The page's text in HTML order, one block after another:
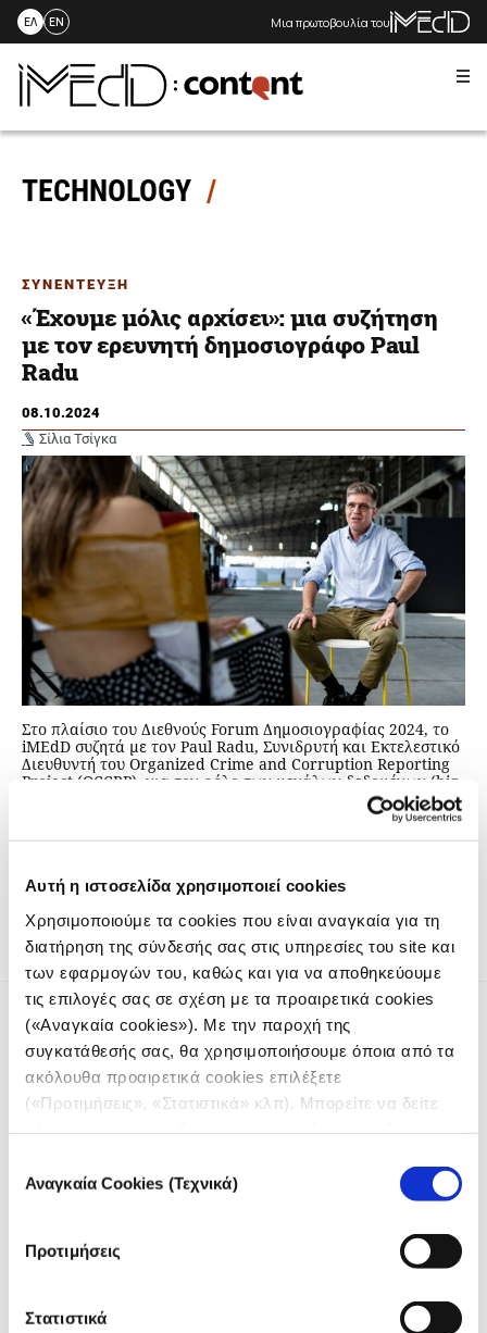
Αυτή η ιστοσελίδα χρησιμοποιεί cookies
Χρησιμοποιούμε τα cookies που είναι αναγκαία για τη
διατήρηση της σύνδεσής σας στις υπηρεσίες του site και
των εφαρμογών του, καθώς και για να αποθηκεύουμε
τις επιλογές σας σε σχέση με τα προαιρετικά cookies
(«Αναγκαία cookies»). Με την παροχή της
συγκατάθεσής σας, θα χρησιμοποιήσουμε όποια από τα
ακόλουθα προαιρετικά cookies επιλέξετε
(«Προτιμήσεις», «Στατιστικά» κλπ). Μπορείτε να δείτε
συγκατάθεσης
Αναγκαία Cookies (Τεχνικά)
Προτιμήσεις
Στατιστικά
Skip
content
ΕΛ EN Μια πρωτοβουλία του
TECHNOLOGY
ΣΥΝΕΝΤΕΥΞΗ
«Έχουμε μόλις αρχίσει»: μια συζήτηση
με τον ερευνητή δημοσιογράφο Paul
Radu
08.10.2024
Σίλια Τσίγκα
Στο πλαίσιο του Διεθνούς Forum Δημοσιογραφίας 2024, το
iMEdD συζητά με τον Paul Radu, Συνιδρυτή και Εκτελεστικό
Διευθυντή του Organized Crime and Corruption Reporting
Project (ΟCCRP), για τον ρόλο των μεγάλων δεδομένων (big
data) στην αποκάλυψη του διασυνοριακού οργανωμένου
εγκλήματος, το «ξέπλυμα» μαύρου χρήματος καθώς και το
Το iMEdD είναι ένας μη κερδοσκοπικός δημοσιογραφικός
από το Ίδρυμα Σταύρος Νιάρχος (ΙΣΝ). Αποστολή του είναι η